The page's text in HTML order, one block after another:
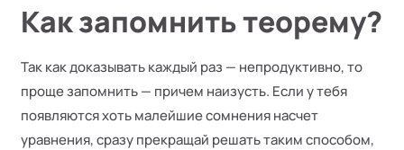
Как запомнить теорему?
Так как доказывать каждый раз — непродуктивно, то
проще запомнить — причем наизусть. Если у тебя
появляются хоть малейшие сомнения насчет
уравнения, сразу прекращай решать таким способом,